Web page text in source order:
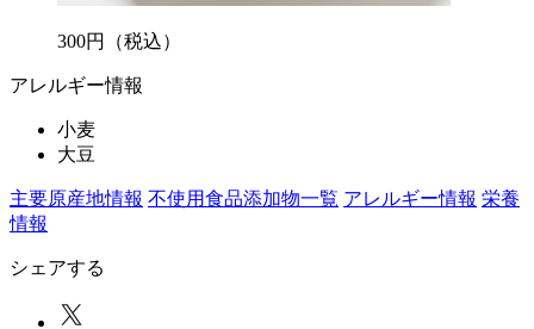
300円 （税込）
アレルギー情報
小麦
大豆
主要原産地情報 不使用食品添加物一覧 アレルギー情報 栄養
情報
シェアする